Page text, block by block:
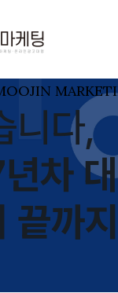
니다,
차
끝까